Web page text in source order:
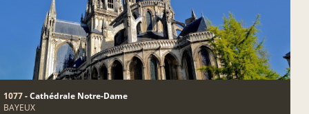
1077- Cathédrale Notre-Dame
BAYEUX